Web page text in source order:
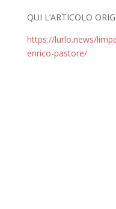
QUI L’ARTICOLO
https://lurlo.news/
enrico-pastore/